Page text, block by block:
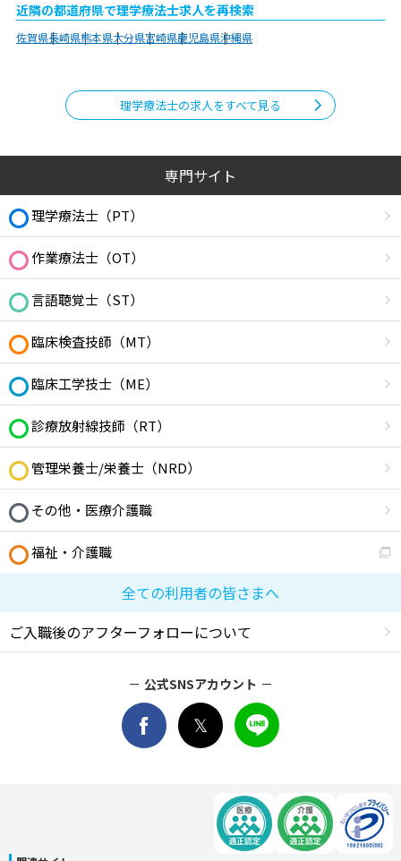
近隣の都道府県で理学療法士求人を再検索
佐賀県長崎県熊本県大分県宮崎県鹿児島県沖縄県
理学療法士の求人をすべて見る
専門サイト
理学療法士（PT）
作業療法士（OT）
言語聴覚士（ST）
臨床検査技師（MT）
臨床工学技士（ME）
診療放射線技師（RT）
管理栄養士/栄養士（NRD）
その他・医療介護職
福祉・介護職
全ての利用者の皆さまへ
ご入職後のアフターフォローについて
公式SNSアカウント